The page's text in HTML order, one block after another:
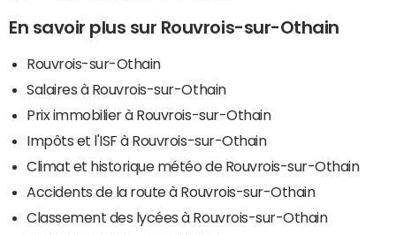
En savoir plus sur Rouvrois-sur-Othain
Rouvrois-sur-Othain
Salaires à Rouvrois-sur-Othain
Prix immobilier à Rouvrois-sur-Othain
Impôts et l'ISF à Rouvrois-sur-Othain
Climat et historique météo de Rouvrois-sur-Othain
Accidents de la route à Rouvrois-sur-Othain
Classement des lycées à Rouvrois-sur-Othain